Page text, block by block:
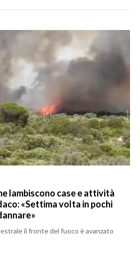
lambiscono case e attività
«Settima volta in pochi
il fronte del fuoco è avanzato